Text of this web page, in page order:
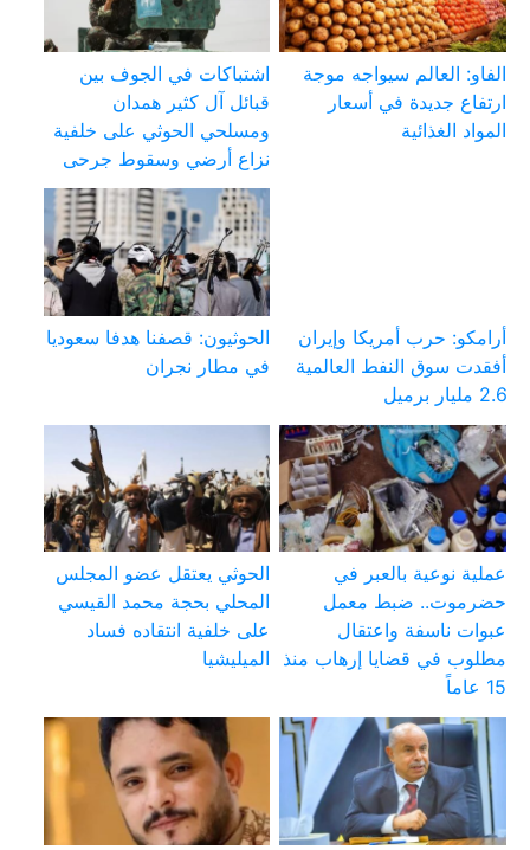
الفاو: العالم سيواجه موجة
ارتفاع جديدة في أسعار
المواد الغذائية
اشتباكات في الجوف بين
قبائل آل كثير همدان
ومسلحي الحوثي على خلفية
نزاع أرضي وسقوط جرحى
أرامكو: حرب أمريكا وإيران
أفقدت سوق النفط العالمية
2.6 مليار برميل
الحوثيون: قصفنا هدفا سعوديا
في مطار نجران
عملية نوعية بالعبر في
حضرموت.. ضبط معمل
عبوات ناسفة واعتقال
مطلوب في قضايا إرهاب منذ
15 عاماً
الحوثي يعتقل عضو المجلس
المحلي بحجة محمد القيسي
على خلفية انتقاده فساد
الميليشيا